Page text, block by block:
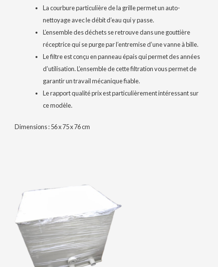
La courbure particulière de la grille permet un auto-
nettoyage avec le débit d’eau qui y passe.
L’ensemble des déchets se retrouve dans une gouttière
réceptrice qui se purge par l’entremise d’une vanne à bille.
Le filtre est conçu en panneau épais qui permet des années
d’utilisation. L’ensemble de cette filtration vous permet de
garantir un travail mécanique fiable.
Le rapport qualité prix est particulièrement intéressant sur
ce modèle.
Dimensions : 56 x 75 x 76 cm